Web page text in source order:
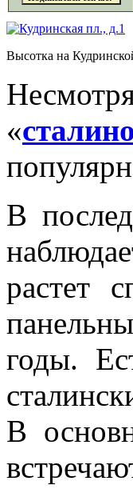
Высотка на
«
В
растет
годы.
В